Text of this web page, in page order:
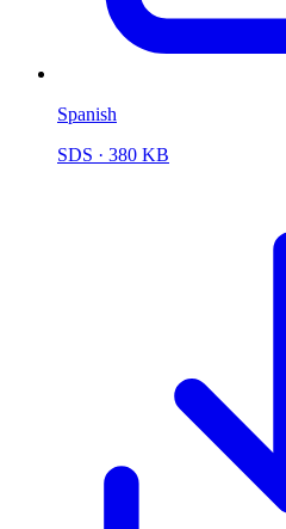
Spanish
SDS · 380 KB